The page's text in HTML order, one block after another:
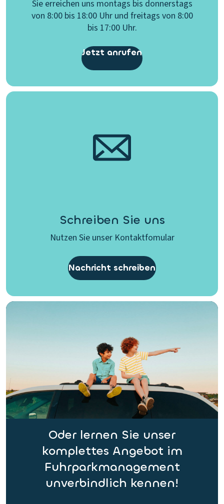
Sie erreichen uns montags bis donnerstags
von 8:00 bis 18:00 Uhr und freitags von 8:00
bis 17:00 Uhr.
Jetzt anrufen
Schreiben Sie uns
Nutzen Sie unser Kontaktfomular
Nachricht schreiben
Oder lernen Sie unser
komplettes Angebot im
Fuhrparkmanagement
unverbindlich kennen!